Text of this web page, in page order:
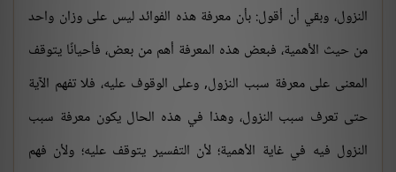
النزول، وبقي أن أقول: بأن معرفة هذه الفوائد ليس على وزان واحد
من حيث الأهمية، فبعض هذه المعرفة أهم من بعض، فأحيانًا يتوقف
المعنى على معرفة سبب النزول, وعلى الوقوف عليه، فلا تفهم الآية
حتى تعرف سبب النزول، وهذا في هذه الحال يكون معرفة سبب
النزول فيه في غاية الأهمية؛ لأن التفسير يتوقف عليه؛ ولأن فهم